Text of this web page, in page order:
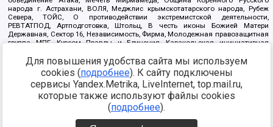
народа г. Астрахани, ВОЛЯ, Меджлис крымскотатарского народа, Рубеж
Севера, ТОЙС, О противодействии экстремистской деятельности,
РЕВТАТПОД, Артподготовка, Штольц, В честь иконы Божией Матери
Державная, Сектор 16, Независимость, Фирма, Молодежная правозащитная
группа МПГ, Курсом Правды и Единения, Каракольская инициативная
Благотворительный пансионат Ак Умут, Русская республика Русь,
Арестантское уголовное единство, Башкорт, Нация и свобода, W.H.С., Фалунь
Дафа, Иртыш Ultras, Русский Патриотический клуб-Новокузнецк/РПК,
Сибирский державный союз, Фонд борьбы с коррупцией, Фонд защиты прав
граждан, Штабы Навального, Совет граждан СССР Прикубанского округа г.
https://minjust.gov.ru/ru/documents/7822/
Для повышения удобства сайта мы используем
cookies (подробнее). К сайту подключены
сервисы Yandex.Metrika, LiveInternet, top.mail.ru,
которые также используют файлы cookies
(подробнее).